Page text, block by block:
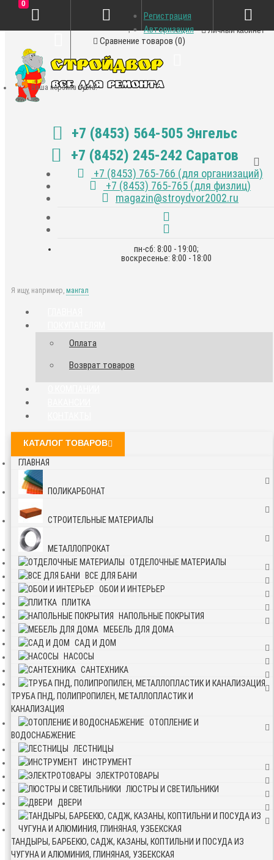
Личный кабинет
Закладки (0)
Сравнение товаров (0)
+7 (8453) 564-505 Энгельс
+7 (8452) 245-242 Саратов
+7 (8453) 765-766 (для организаций)
+7 (8453) 765-765 (для физлиц)
magazin@stroydvor2002.ru
пн-сб: 8:00 - 19:00;
воскресенье: 8:00 - 18:00
Я ищу, например, мангал
Регистрация
Авторизация
0
Ваша корзина пуста!
Оплата
Возврат товаров
КАТАЛОГ ТОВАРОВ
ГЛАВНАЯ
ПОЛИКАРБОНАТ
СТРОИТЕЛЬНЫЕ МАТЕРИАЛЫ
МЕТАЛЛОПРОКАТ
ОТДЕЛОЧНЫЕ МАТЕРИАЛЫ
ВСЕ ДЛЯ БАНИ
ОБОИ И ИНТЕРЬЕР
ПЛИТКА
НАПОЛЬНЫЕ ПОКРЫТИЯ
МЕБЕЛЬ ДЛЯ ДОМА
САД И ДОМ
НАСОСЫ
САНТЕХНИКА
ТРУБА ПНД, ПОЛИПРОПИЛЕН, МЕТАЛЛОПЛАСТИК И
КАНАЛИЗАЦИЯ
ОТОПЛЕНИЕ И
ВОДОСНАБЖЕНИЕ
ЛЕСТНИЦЫ
ИНСТРУМЕНТ
ЭЛЕКТРОТОВАРЫ
ЛЮСТРЫ И СВЕТИЛЬНИКИ
ДВЕРИ
ТАНДЫРЫ, БАРБЕКЮ, САДЖ, КАЗАНЫ, КОПТИЛЬНИ И ПОСУДА ИЗ
ЧУГУНА И АЛЮМИНИЯ, ГЛИНЯНАЯ, УЗБЕКСКАЯ